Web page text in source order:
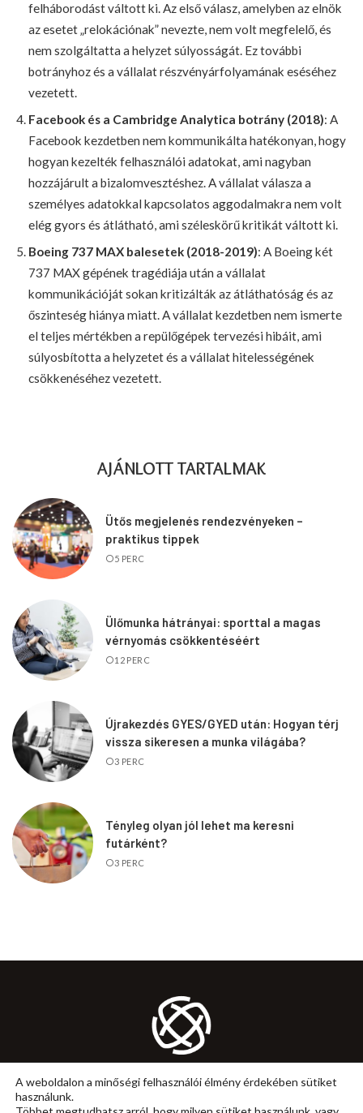
felháborodást váltott ki. Az első válasz, amelyben az elnök
az esetet „relokációnak” nevezte, nem volt megfelelő, és
nem szolgáltatta a helyzet súlyosságát. Ez további
botrányhoz és a vállalat részvényárfolyamának eséséhez
vezetett.
Facebook és a Cambridge Analytica botrány (2018): A
Facebook kezdetben nem kommunikálta hatékonyan, hogy
hogyan kezelték felhasználói adatokat, ami nagyban
hozzájárult a bizalomvesztéshez. A vállalat válasza a
személyes adatokkal kapcsolatos aggodalmakra nem volt
elég gyors és átlátható, ami széleskörű kritikát váltott ki.
Boeing 737 MAX balesetek (2018-2019): A Boeing két
737 MAX gépének tragédiája után a vállalat
kommunikációját sokan kritizálták az átláthatóság és az
őszinteség hiánya miatt. A vállalat kezdetben nem ismerte
el teljes mértékben a repülőgépek tervezési hibáit, ami
súlyosbította a helyzetet és a vállalat hitelességének
csökkenéséhez vezetett.
AJÁNLOTT TARTALMAK
Ütős megjelenés rendezvényeken –
praktikus tippek
5 PERC
Ülőmunka hátrányai: sporttal a magas
vérnyomás csökkentéséért
12 PERC
Újrakezdés GYES/GYED után: Hogyan térj
vissza sikeresen a munka világába?
3 PERC
Tényleg olyan jól lehet ma keresni
futárként?
3 PERC
KARRIER MUNKA ÖNFEJLESZTÉS
TANÁCS
IMPRESSZUM
A weboldalon a minőségi felhasználói élmény érdekében sütiket
használunk.